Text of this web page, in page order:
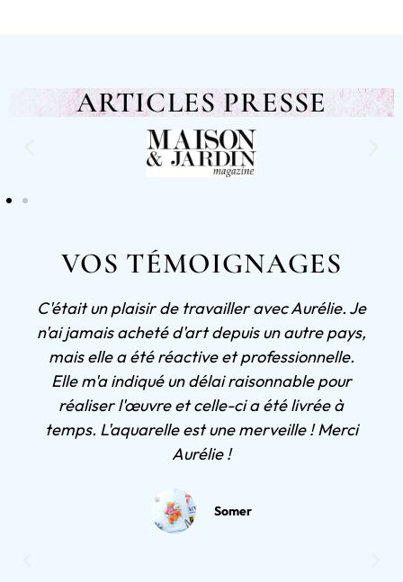
ARTICLES PRESSE
VOS TÉMOIGNAGES
C'était un plaisir de travailler avec Aurélie. Je
n'ai jamais acheté d'art depuis un autre pays,
mais elle a été réactive et professionnelle.
Elle m'a indiqué un délai raisonnable pour
réaliser l'œuvre et celle-ci a été livrée à
temps. L'aquarelle est une merveille ! Merci
Aurélie !
Somer